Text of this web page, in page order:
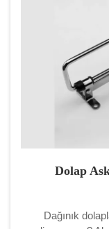
Dolap
Dağınık